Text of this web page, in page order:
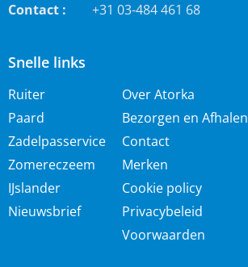
Snelle links
Ruiter
Paard
Zadelpasservice
Zomereczeem
IJslander
Nieuwsbrief
Over Atorka
Bezorgen en Afhalen
Contact
Merken
Cookie policy
Privacybeleid
Voorwaarden
Contact :
+31 03-484 461 68